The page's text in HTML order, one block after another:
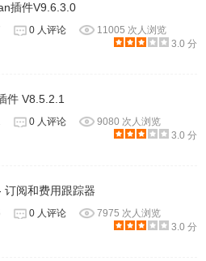
插件V9.6.3.0
0 人评论
11005 次人浏览
3.0 分
件 V8.5.2.1
0 人评论
9080 次人浏览
3.0 分
订阅和费用跟踪器
0 人评论
7975 次人浏览
3.0 分